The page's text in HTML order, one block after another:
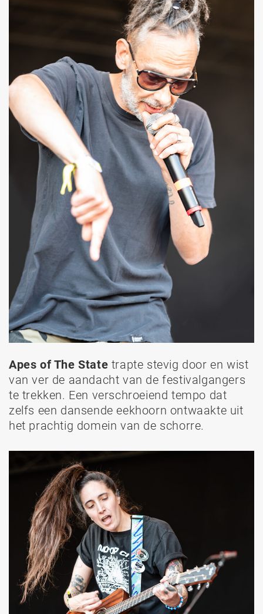
Apes of The State trapte stevig door en wist
van ver de aandacht van de festivalgangers
te trekken. Een verschroeiend tempo dat
zelfs een dansende eekhoorn ontwaakte uit
het prachtig domein van de schorre.